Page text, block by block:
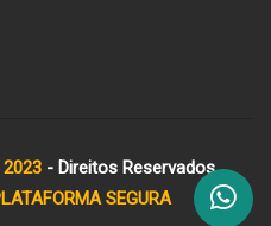
2023 - Direitos Reservados
SEGURA